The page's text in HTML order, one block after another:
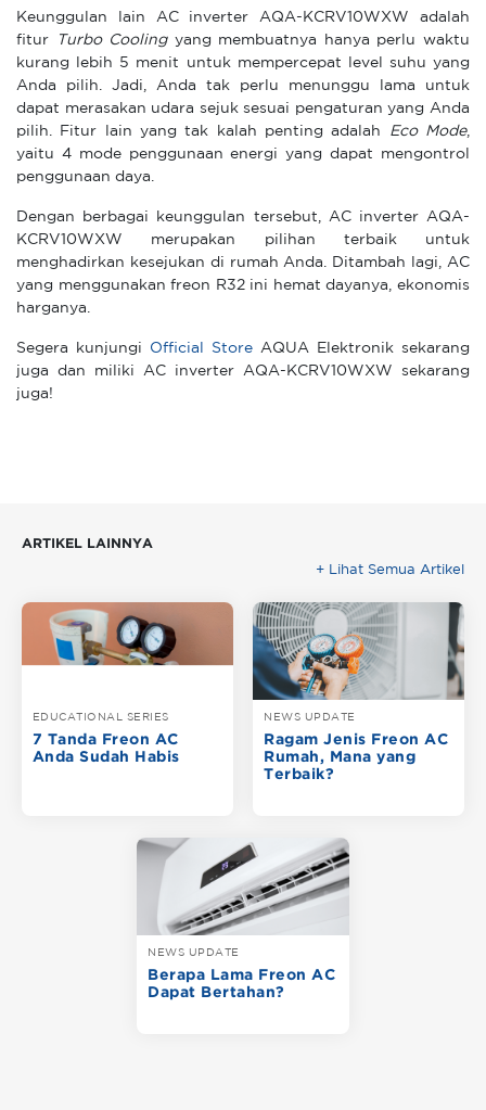
Keunggulan lain AC inverter AQA-KCRV10WXW adalah
fitur
Turbo Coolingyang membuatnya hanya perlu waktu
kurang lebih 5 menit untuk mempercepat level suhu yang
Anda pilih. Jadi, Anda tak perlu menunggu lama untuk
dapat merasakan udara sejuk sesuai pengaturan yang Anda
pilih. Fitur lain yang tak kalah penting adalah
Eco Mode,
yaitu 4 mode penggunaan energi yang dapat mengontrol
penggunaan daya.
Dengan berbagai keunggulan tersebut, AC inverter AQA-
KCRV10WXW merupakan pilihan terbaik untuk
menghadirkan kesejukan di rumah Anda. Ditambah lagi, AC
yang menggunakan freon R32 ini hemat dayanya, ekonomis
harganya.
Segera kunjungi Official Store AQUA Elektronik sekarang
juga dan miliki AC inverter AQA-KCRV10WXW sekarang
juga!
ARTIKEL LAINNYA
+ Lihat Semua Artikel
EDUCATIONAL SERIES
7 Tanda Freon AC
Anda Sudah Habis
NEWS UPDATE
Ragam Jenis Freon AC
Rumah, Mana yang
Terbaik?
NEWS UPDATE
Berapa Lama Freon AC
Dapat Bertahan?